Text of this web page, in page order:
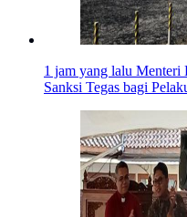
1 jam yang lalu Menteri
Sanksi Tegas bagi